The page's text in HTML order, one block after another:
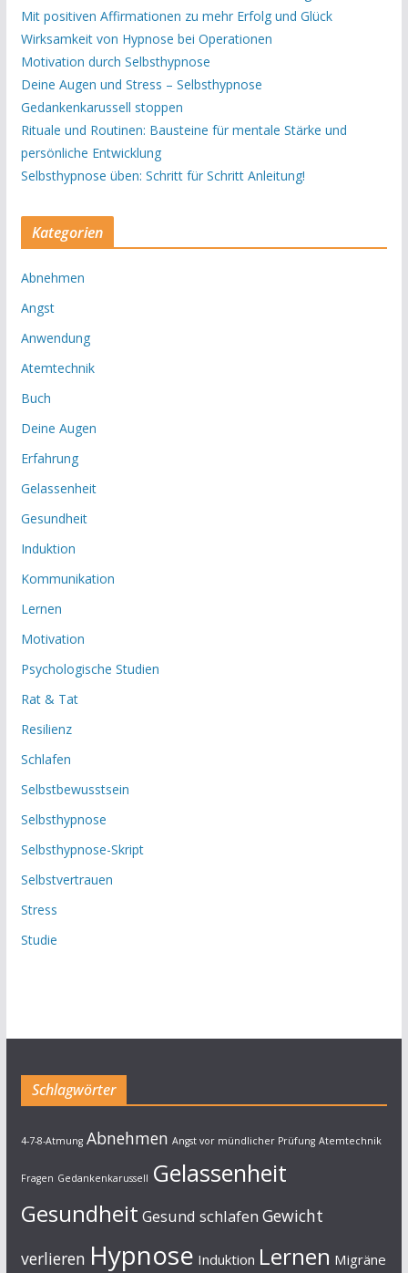
Mit positiven Affirmationen zu mehr Erfolg und Glück
Wirksamkeit von Hypnose bei Operationen
Motivation durch Selbsthypnose
Deine Augen und Stress – Selbsthypnose
Gedankenkarussell stoppen
Rituale und Routinen: Bausteine für mentale Stärke und
persönliche Entwicklung
Selbsthypnose üben: Schritt für Schritt Anleitung!
Kategorien
Abnehmen
Angst
Anwendung
Atemtechnik
Buch
Deine Augen
Erfahrung
Gelassenheit
Gesundheit
Induktion
Kommunikation
Lernen
Motivation
Psychologische Studien
Rat & Tat
Resilienz
Schlafen
Selbstbewusstsein
Selbsthypnose
Selbsthypnose-Skript
Selbstvertrauen
Stress
Studie
Schlagwörter
4-7-8-Atmung Abnehmen Angst vor mündlicher Prüfung Atemtechnik
Fragen Gedankenkarussell Gelassenheit
Gesundheit Gesund schlafen Gewicht
verlieren Hypnose Induktion Lernen Migräne